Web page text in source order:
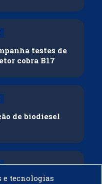
testes de
cobra B17
de biodiesel
acordo com
e tecnologias